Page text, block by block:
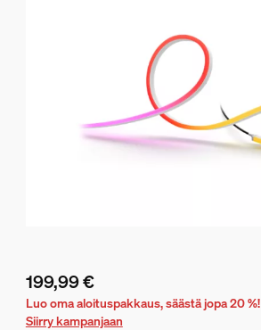
Nykyinen hinta on 199,99 €
199,99 €
Luo oma aloituspakkaus, säästä jopa 20 %!
Siirry kampanjaan